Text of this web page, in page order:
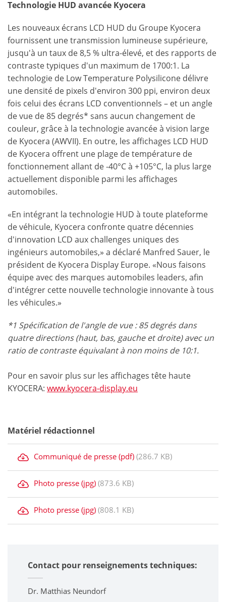
Technologie HUD avancée Kyocera
Les nouveaux écrans LCD HUD du Groupe Kyocera
fournissent une transmission lumineuse supérieure,
jusqu'à un taux de 8,5 % ultra-élevé, et des rapports de
contraste typiques d'un maximum de 1700:1. La
technologie de Low Temperature Polysilicone délivre
une densité de pixels d'environ 300 ppi, environ deux
fois celui des écrans LCD conventionnels – et un angle
de vue de 85 degrés* sans aucun changement de
couleur, grâce à la technologie avancée à vision large
de Kyocera (AWVII). En outre, les affichages LCD HUD
de Kyocera offrent une plage de température de
fonctionnement allant de -40°C à +105°C, la plus large
actuellement disponible parmi les affichages
automobiles.
«En intégrant la technologie HUD à toute plateforme
de véhicule, Kyocera confronte quatre décennies
d'innovation LCD aux challenges uniques des
ingénieurs automobiles,» a déclaré Manfred Sauer, le
président de Kyocera Display Europe. «Nous faisons
équipe avec des marques automobiles leaders, afin
d'intégrer cette nouvelle technologie innovante à tous
les véhicules.»
*1 Spécification de l'angle de vue : 85 degrés dans
quatre directions (haut, bas, gauche et droite) avec un
ratio de contraste équivalant à non moins de 10:1.
Pour en savoir plus sur les affichages tête haute
KYOCERA: www.kyocera-display.eu
Matériel rédactionnel
Communiqué de presse (pdf) (286.7 KB)
Photo presse (jpg) (873.6 KB)
Photo presse (jpg) (808.1 KB)
Contact pour renseignements techniques:
Dr. Matthias Neundorf